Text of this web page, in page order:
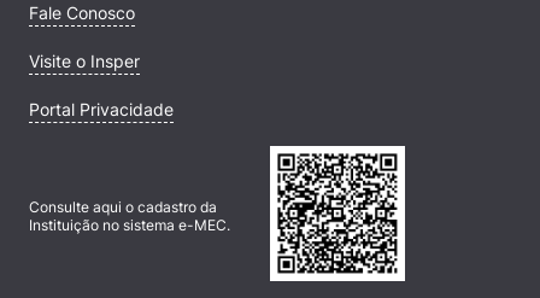
Fale Conosco
Visite o Insper
Portal Privacidade
Consulte aqui o cadastro da
Instituição no sistema e-MEC.